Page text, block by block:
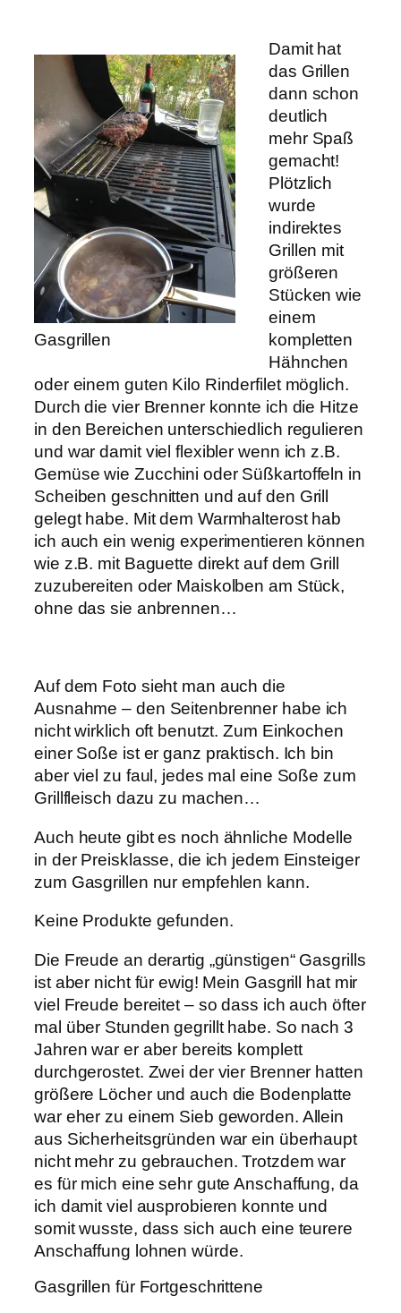
Gasgrillen
Damit hat
das Grillen
dann schon
deutlich
mehr Spaß
gemacht!
Plötzlich
wurde
indirektes
Grillen mit
größeren
Stücken wie
einem
kompletten
Hähnchen
oder einem guten Kilo Rinderfilet möglich.
Durch die vier Brenner konnte ich die Hitze
in den Bereichen unterschiedlich regulieren
und war damit viel flexibler wenn ich z.B.
Gemüse wie Zucchini oder Süßkartoffeln in
Scheiben geschnitten und auf den Grill
gelegt habe. Mit dem Warmhalterost hab
ich auch ein wenig experimentieren können
wie z.B. mit Baguette direkt auf dem Grill
zuzubereiten oder Maiskolben am Stück,
ohne das sie anbrennen…
Auf dem Foto sieht man auch die
Ausnahme – den Seitenbrenner habe ich
nicht wirklich oft benutzt. Zum Einkochen
einer Soße ist er ganz praktisch. Ich bin
aber viel zu faul, jedes mal eine Soße zum
Grillfleisch dazu zu machen…
Auch heute gibt es noch ähnliche Modelle
in der Preisklasse, die ich jedem Einsteiger
zum Gasgrillen nur empfehlen kann.
Keine Produkte gefunden.
Die Freude an derartig „günstigen“ Gasgrills
ist aber nicht für ewig! Mein Gasgrill hat mir
viel Freude bereitet – so dass ich auch öfter
mal über Stunden gegrillt habe. So nach 3
Jahren war er aber bereits komplett
durchgerostet. Zwei der vier Brenner hatten
größere Löcher und auch die Bodenplatte
war eher zu einem Sieb geworden. Allein
aus Sicherheitsgründen war ein überhaupt
nicht mehr zu gebrauchen. Trotzdem war
es für mich eine sehr gute Anschaffung, da
ich damit viel ausprobieren konnte und
somit wusste, dass sich auch eine teurere
Anschaffung lohnen würde.
Gasgrillen für Fortgeschrittene